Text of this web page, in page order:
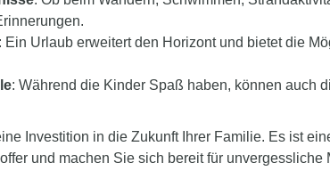
: Ein Urlaub erweitert den Horizont und bietet die
: Während die Kinder Spaß haben, können auch
Investition in die Zukunft Ihrer Familie. Es ist
und machen Sie sich bereit für unvergessliche